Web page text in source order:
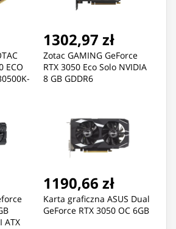
ECO
1302,97 zł
Zotac GAMING GeForce
RTX 3050 Eco Solo NVIDIA
8 GB GDDR6
ATX
1190,66 zł
Karta graficzna ASUS Dual
GeForce RTX 3050 OC 6GB